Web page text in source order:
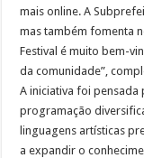
mais online. A
mas também fomenta
Festival é muito bem-
da comunidade”,
A iniciativa foi
programação
linguagens artísticas
a expandir o